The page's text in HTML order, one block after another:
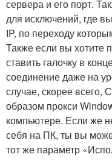
сервера и его порт.
для исключений, где
IP, по переходу
Также если вы хотите
ставить галочку в
соединение даже на
случае, скорее всего,
образом прокси
компьютере. Если же
себя на ПК, ты вы
тот же параметр